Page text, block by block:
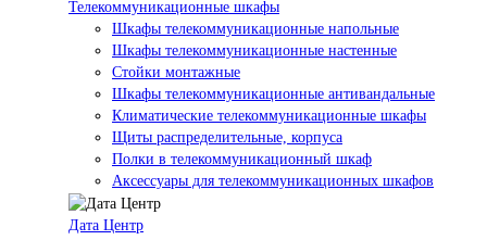
Телекоммуникационные шкафы
Шкафы телекоммуникационные напольные
Шкафы телекоммуникационные настенные
Стойки монтажные
Шкафы телекоммуникационные антивандальные
Климатические телекоммуникационные шкафы
Щиты распределительные, корпуса
Полки в телекоммуникационный шкаф
Аксессуары для телекоммуникационных шкафов
Дата Центр